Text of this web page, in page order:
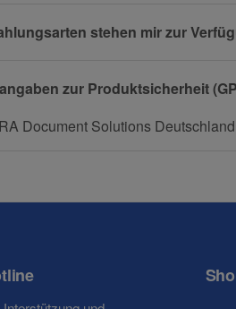
stehen mir zur
zur Produktsicherheit
Document Solutions